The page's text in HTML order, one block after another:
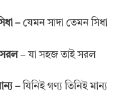
– যেমন সাদা তেমন সিধা
– যা সহজ তাই সরল
– যিনিই গণ্য তিনিই মান্য